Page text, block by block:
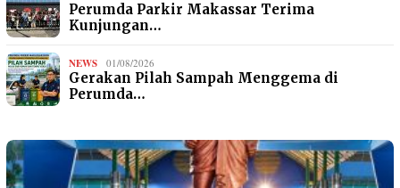
Perumda Parkir Makassar Terima
Kunjungan…
NEWS 01/08/2026
Gerakan Pilah Sampah Menggema di
Perumda…